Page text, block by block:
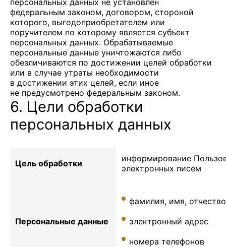
персональных данных не установлен
федеральным законом, договором, стороной
которого, выгодоприобретателем или
поручителем по которому является субъект
персональных данных. Обрабатываемые
персональные данные уничтожаются либо
обезличиваются по достижении целей обработки
или в случае утраты необходимости
в достижении этих целей, если иное
не предусмотрено федеральным законом.
6. Цели обработки
персональных данных
Цель обработки
информирование
электронных писем
Персональные данные
фамилия, имя, отчество
электронный адрес
номера телефонов